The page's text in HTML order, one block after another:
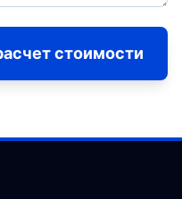
стоимости